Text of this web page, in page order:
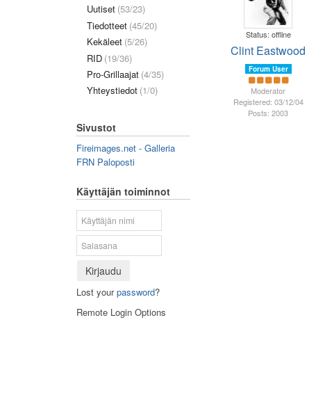
Status: offline
Clint Eastwood
Forum User
Moderator
Registered: 03/12/04
Posts: 2003
Uutiset (53/23)
Tiedotteet (45/20)
Kekäleet (5/26)
RID (19/36)
Pro-Grillaajat (4/35)
Yhteystiedot (1/0)
Sivustot
Fireimages.net - Galleria
FRN Paloposti
Käyttäjän toiminnot
Kirjaudu
Lost yourpassword?
Remote Login Options